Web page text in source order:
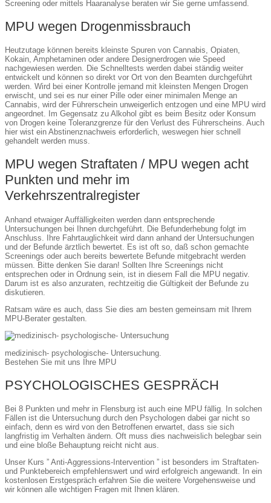
Screening oder mittels Haaranalyse beraten wir Sie gerne umfassend.
MPU wegen Drogenmissbrauch
Heutzutage können bereits kleinste Spuren von Cannabis, Opiaten,
Kokain, Amphetaminen oder andere Designerdrogen wie Speed
nachgewiesen werden. Die Schnelltests werden dabei ständig weiter
entwickelt und können so direkt vor Ort von den Beamten durchgeführt
werden. Wird bei einer Kontrolle jemand mit kleinsten Mengen Drogen
erwischt, und sei es nur einer Pille oder einer minimalen Menge an
Cannabis, wird der Führerschein unweigerlich entzogen und eine MPU wird
angeordnet. Im Gegensatz zu Alkohol gibt es beim Besitz oder Konsum
von Drogen keine Toleranzgrenze für den Verlust des Führerscheins. Auch
hier wist ein Abstinenznachweis erforderlich, weswegen hier schnell
gehandelt werden muss.
MPU wegen Straftaten / MPU wegen acht
Punkten und mehr im
Verkehrszentralregister
Anhand etwaiger Auffälligkeiten werden dann entsprechende
Untersuchungen bei Ihnen durchgeführt. Die Befunderhebung folgt im
Anschluss. Ihre Fahrtauglichkeit wird dann anhand der Untersuchungen
und der Befunde ärztlich bewertet. Es ist oft so, daß schon gemachte
Screenings oder auch bereits bewertete Befunde mitgebracht werden
müssen. Bitte denken Sie daran! Sollten Ihre Screenings nicht
entsprechen oder in Ordnung sein, ist in diesem Fall die MPU negativ.
Darum ist es also anzuraten, rechtzeitig die Gültigkeit der Befunde zu
diskutieren.
Ratsam wäre es auch, dass Sie dies am besten gemeinsam mit Ihrem
MPU-Berater gestalten.
medizinisch- psychologische- Untersuchung.
Bestehen Sie mit uns Ihre MPU
PSYCHOLOGISCHES GESPRÄCH
Bei 8 Punkten und mehr in Flensburg ist auch eine MPU fällig. In solchen
Fällen ist die Untersuchung durch den Psychologen dabei gar nicht so
einfach, denn es wird von den Betroffenen erwartet, dass sie sich
langfristig im Verhalten ändern. Oft muss dies nachweislich belegbar sein
und eine bloße Behauptung reicht nicht aus.
Unser Kurs ” Anti-Aggressions-Intervention ” ist besonders im Straftaten-
und Punktebereich empfehlenswert und wird erfolgreich angewandt. In ein
kostenlosen Erstgespräch erfahren Sie die weitere Vorgehensweise und
wir können alle wichtigen Fragen mit Ihnen klären.